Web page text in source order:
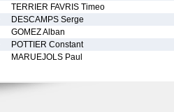
TERRIER FAVRIS Timeo
DESCAMPS Serge
GOMEZ Alban
POTTIER Constant
MARUEJOLS Paul